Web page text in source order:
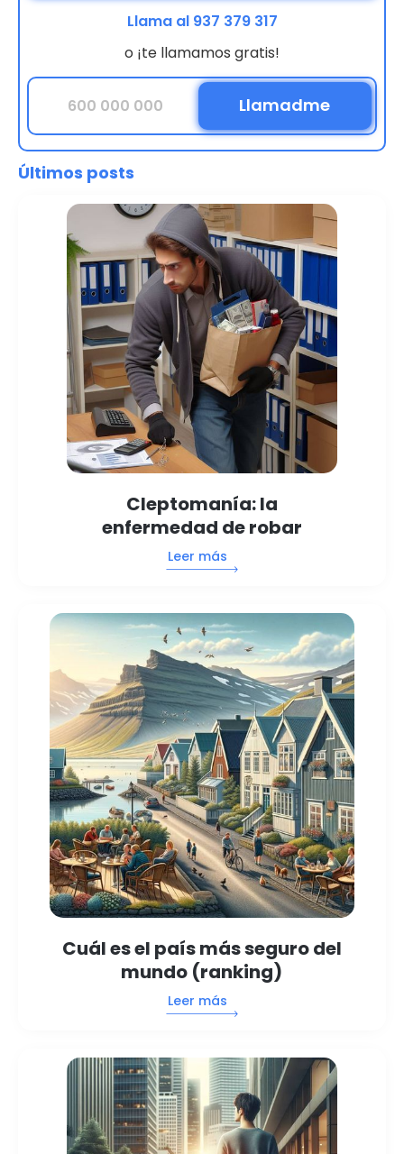
Llama al 937 379 317
o ¡te llamamos gratis!
Últimos posts
Cleptomanía: la
enfermedad de robar
Leer más
Cuál es el país más seguro del
mundo (ranking)
Leer más